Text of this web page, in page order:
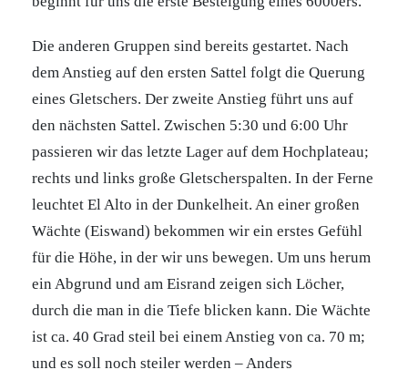
Die anderen Gruppen sind bereits gestartet. Nach
dem Anstieg auf den ersten Sattel folgt die Querung
eines Gletschers. Der zweite Anstieg führt uns auf
den nächsten Sattel. Zwischen 5:30 und 6:00 Uhr
passieren wir das letzte Lager auf dem Hochplateau;
rechts und links große Gletscherspalten. In der Ferne
leuchtet El Alto in der Dunkelheit. An einer großen
Wächte (Eiswand) bekommen wir ein erstes Gefühl
für die Höhe, in der wir uns bewegen. Um uns herum
ein Abgrund und am Eisrand zeigen sich Löcher,
durch die man in die Tiefe blicken kann. Die Wächte
ist ca. 40 Grad steil bei einem Anstieg von ca. 70 m;
und es soll noch steiler werden – Anders